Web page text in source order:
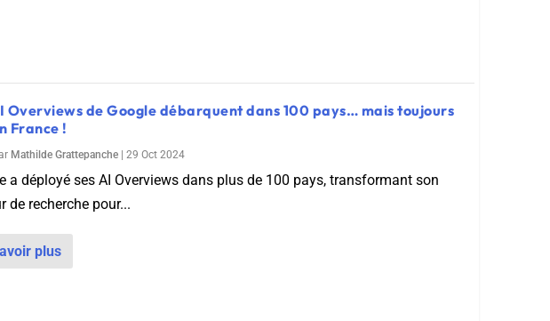
Overviews de Google débarquent dans 100 pays… mais toujours
France !
Mathilde Grattepanche 29 Oct 2024
a déployé ses AI Overviews dans plus de 100 pays, transformant son
de recherche pour...
plus